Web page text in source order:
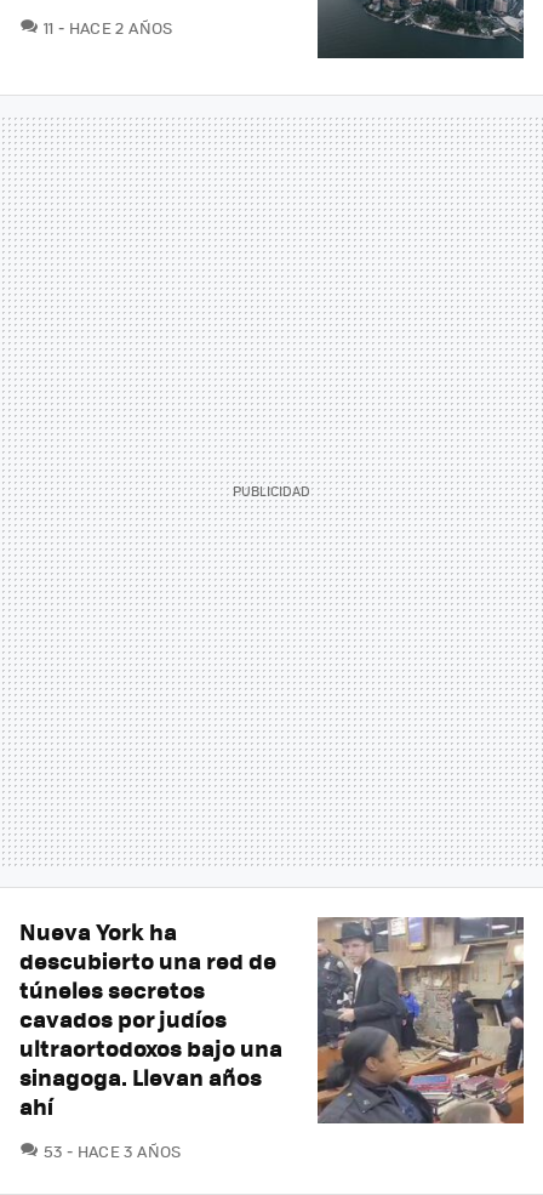
11 COMENTARIOS
HACE 2 AÑOS
Nueva York ha
descubierto una red de
túneles secretos
cavados por judíos
ultraortodoxos bajo una
sinagoga. Llevan años
ahí
53 COMENTARIOS
HACE 3 AÑOS